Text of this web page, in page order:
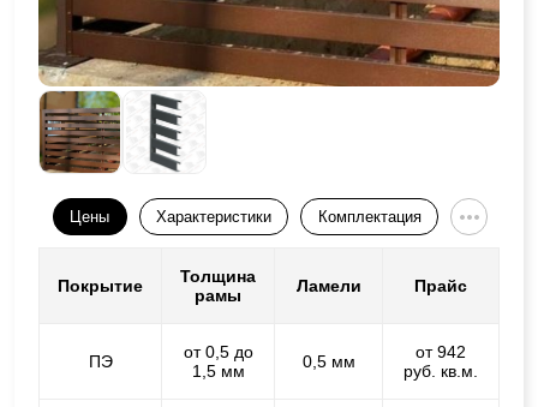
Цены Характеристики Комплектация
Покрытие
Толщина
рамы
Ламели Прайс
ПЭ
от 0,5 до
1,5 мм
0,5 мм
от 942
руб. кв.м.